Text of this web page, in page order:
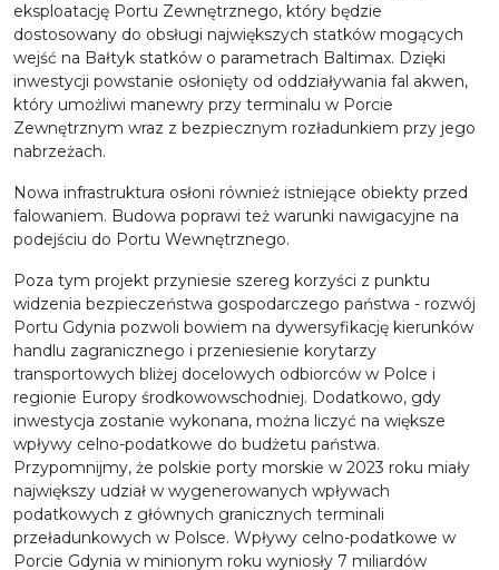
eksploatację Portu Zewnętrznego, który będzie
dostosowany do obsługi największych statków mogących
wejść na Bałtyk statków o parametrach Baltimax. Dzięki
inwestycji powstanie osłonięty od oddziaływania fal akwen,
który umożliwi manewry przy terminalu w Porcie
Zewnętrznym wraz z bezpiecznym rozładunkiem przy jego
nabrzeżach.
Nowa infrastruktura osłoni również istniejące obiekty przed
falowaniem. Budowa poprawi też warunki nawigacyjne na
podejściu do Portu Wewnętrznego.
Poza tym projekt przyniesie szereg korzyści z punktu
widzenia bezpieczeństwa gospodarczego państwa - rozwój
Portu Gdynia pozwoli bowiem na dywersyfikację kierunków
handlu zagranicznego i przeniesienie korytarzy
transportowych bliżej docelowych odbiorców w Polce i
regionie Europy środkowowschodniej. Dodatkowo, gdy
inwestycja zostanie wykonana, można liczyć na większe
wpływy celno-podatkowe do budżetu państwa.
Przypomnijmy, że polskie porty morskie w 2023 roku miały
największy udział w wygenerowanych wpływach
podatkowych z głównych granicznych terminali
przeładunkowych w Polsce. Wpływy celno-podatkowe w
Porcie Gdynia w minionym roku wyniosły 7 miliardów